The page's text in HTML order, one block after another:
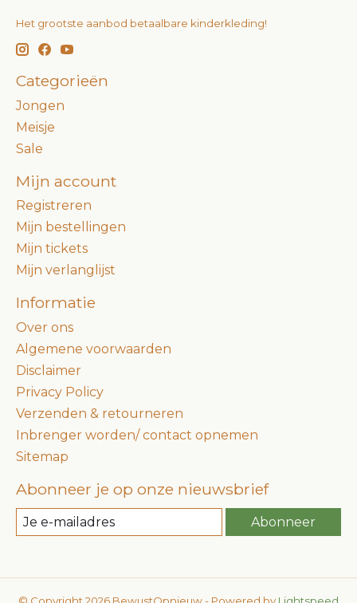
Het grootste aanbod betaalbare kinderkleding!
Categorieën
Jongen
Meisje
Sale
Mijn account
Registreren
Mijn bestellingen
Mijn tickets
Mijn verlanglijst
Informatie
Over ons
Algemene voorwaarden
Disclaimer
Privacy Policy
Verzenden & retourneren
Inbrenger worden/ contact opnemen
Sitemap
Abonneer je op onze nieuwsbrief
Abonneer
© Copyright 2026 BewustOpnieuw - Powered by Lightspeed